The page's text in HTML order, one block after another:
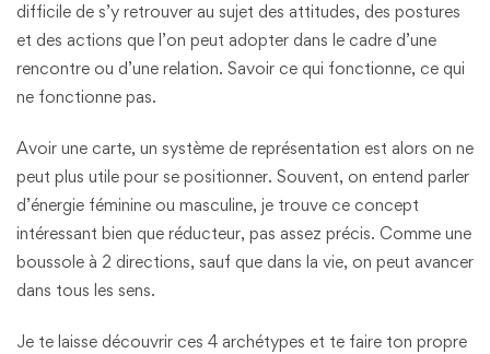
difficile de s’y retrouver au sujet des attitudes, des postures
et des actions que l’on peut adopter dans le cadre d’une
rencontre ou d’une relation. Savoir ce qui fonctionne, ce qui
ne fonctionne pas.
Avoir une carte, un système de représentation est alors on ne
peut plus utile pour se positionner. Souvent, on entend parler
d’énergie féminine ou masculine, je trouve ce concept
intéressant bien que réducteur, pas assez précis. Comme une
boussole à 2 directions, sauf que dans la vie, on peut avancer
dans tous les sens.
Je te laisse découvrir ces 4 archétypes et te faire ton propre